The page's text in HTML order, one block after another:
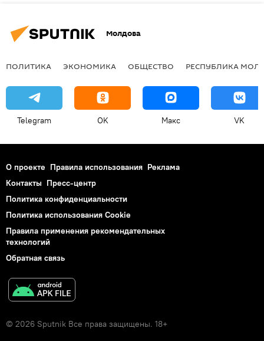
Молдова
ПОЛИТИКА ЭКОНОМИКА ОБЩЕСТВО РЕСПУБЛИКА
Telegram OK Макс VK
О проекте Правила использования Реклама
Контакты Пресс-центр
Политика конфиденциальности
Политика использования Cookie
Правила применения рекомендательных
технологий
Обратная связь
© 2026 Sputnik Все права защищены. 18+